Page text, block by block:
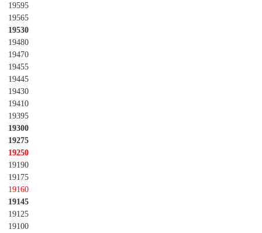
19595
19565
19530
19480
19470
19455
19445
19430
19410
19395
19300
19275
19250
19190
19175
19160
19145
19125
19100